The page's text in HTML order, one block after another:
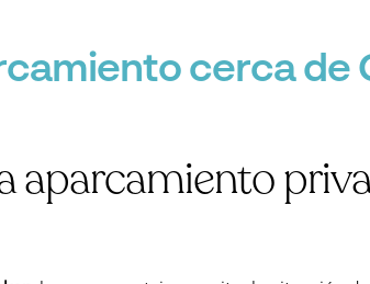
cerca de
aparcamiento